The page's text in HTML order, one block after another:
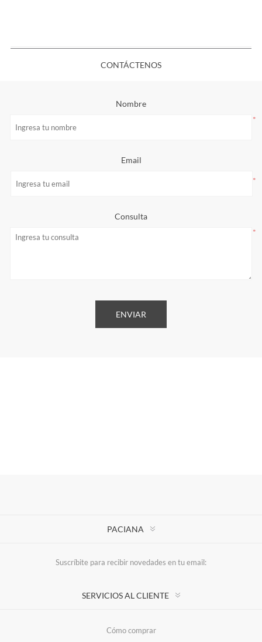
CONTÁCTENOS
Nombre
*
Email
*
Consulta
*
PACIANA
Suscríbite para recibir novedades en tu email:
SERVICIOS AL CLIENTE
Cómo comprar